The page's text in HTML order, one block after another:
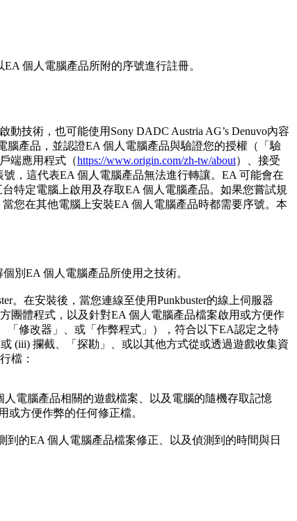
個人電腦產品所附的序號進行註冊。
技術，也可能使用Sony DADC Austria AG’s Denuvo內容
腦產品，並認證EA 個人電腦產品與驗證您的授權（「驗
端應用程式（https://www.origin.com/zh-tw/about）、接受
，這代表EA 個人電腦產品無法進行轉讓。EA 可能會在
特定電腦上啟用及存取EA 個人電腦產品。如果您嘗試規
您在其他電腦上安裝EA 個人電腦產品時都需要序號。本
個別EA 個人電腦產品所使用之技術。
。在安裝後，當您連線至使用Punkbuster的線上伺服器
團體程式，以及針對EA 個人電腦產品檔案啟用或方便作
修改器」、或「作弊程式」），符合以下EA認定之特
(iii) 攔截、「探勘」、或以其他方式從或透過遊戲收集資
檔：
電腦產品相關的遊戲檔案、以及電腦的隨機存取記憶
方便作弊的任何修正檔。
的EA 個人電腦產品檔案修正、以及偵測到的時間與日